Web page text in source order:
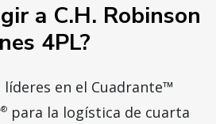
a C.H. Robinson
4PL?
líderes en el Cuadrante™
® para la logística de cuarta